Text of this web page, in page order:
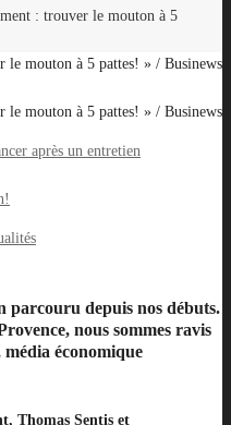
: trouver le mouton à 5
le mouton à 5 pattes! » / Businews
le mouton à 5 pattes! » / Businews
après un entretien
parcouru depuis nos débuts.
nous sommes ravis
économique
Thomas Sentis et